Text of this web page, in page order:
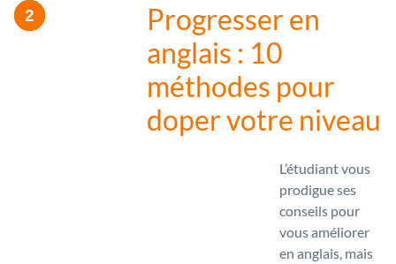
Progresser en
anglais : 10
méthodes pour
doper votre niveau
L’étudiant vous
prodigue ses
conseils pour
vous améliorer
en anglais, mais